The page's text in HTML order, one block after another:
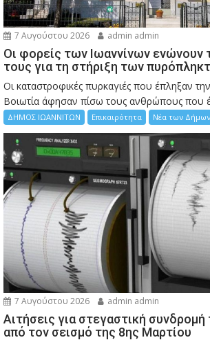
7 Αυγούστου 2026 admin admin
Οι φορείς των Ιωαννίνων ενώνουν
τους για τη στήριξη των
Οι καταστροφικές πυρκαγιές που έπληξαν την
Bοιωτία άφησαν πίσω τους ανθρώπους που
ΔΗΜΟΣ ΙΩΑΝΝΙΤΩΝ Επικαιρότητα Νέα των Δήμων
7 Αυγούστου 2026 admin admin
Αιτήσεις για στεγαστική
από τον σεισμό της 8ης Μαρτίου